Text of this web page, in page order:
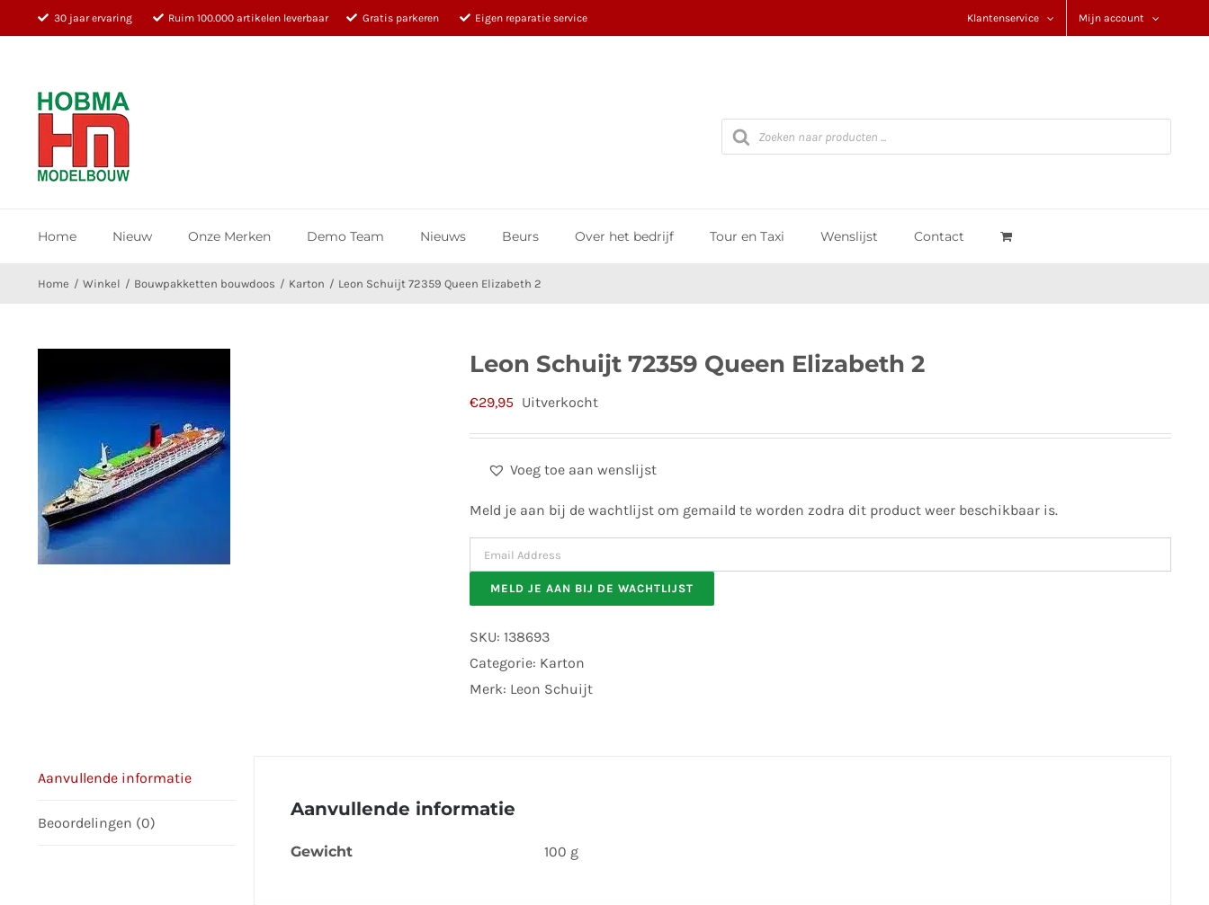
naar
30 jaar ervaring Ruim 100.000 artikelen leverbaar Gratis parkeren Eigen reparatie service Klantenservice Mijn account
Producten
zoeken
Home Nieuw Onze Merken Demo Team Nieuws Beurs Over het bedrijf Tour en Taxi Wenslijst Contact
Home Winkel Bouwpakketten bouwdoos Karton Leon Schuijt 72359 Queen Elizabeth 2
Leon Schuijt 72359 Queen Elizabeth 2
€29,95 Uitverkocht
Voeg toe aan wenslijst
Meld je aan bij de wachtlijst om gemaild te worden zodra dit product weer beschikbaar is.
Enter
your
email
address
to
product
MELD JE AAN BIJ DE WACHTLIJST
SKU: 138693
Categorie: Karton
Merk: Leon Schuijt
Aanvullende informatie
Beoordelingen (0)
Aanvullende informatie
Gewicht 100 g